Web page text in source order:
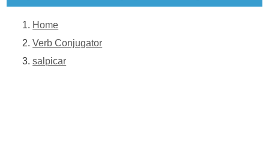
Home
Verb Conjugator
salpicar